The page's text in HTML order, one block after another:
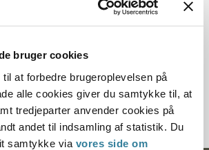
bruger cookies
at forbedre brugeroplevelsen på
alle cookies giver du samtykke til, at
tredjeparter anvender cookies på
andet til indsamling af statistik. Du
samtykke via vores side om